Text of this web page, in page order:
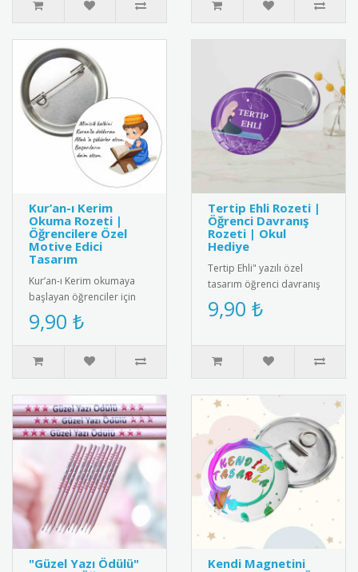
Kur’an-ı Kerim
Okuma Rozeti |
Öğrencilere Özel
Motive Edici
Tasarım
Kur’an-ı Kerim okumaya
başlayan öğrenciler için
özel olarak tasarlanmış bu
rozet, eğitim sürecini de..
9,90 ₺
Tertip Ehli Rozeti |
Öğrenci Davranış
Rozeti | Okul
Hediye
Tertip Ehli" yazılı özel
tasarım öğrenci davranış
rozeti. Örnek öğrencileri
ödüllendirmek için ideal..
9,90 ₺
"Güzel Yazı Ödülü"
Kendi Magnetini